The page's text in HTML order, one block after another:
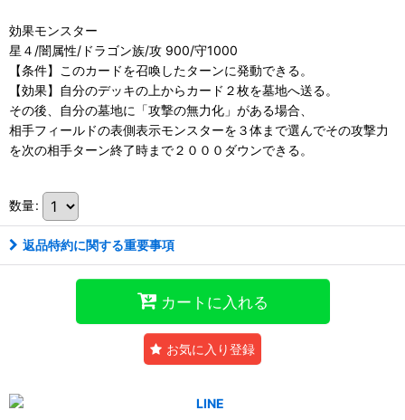
効果モンスター
星４/闇属性/ドラゴン族/攻 900/守1000
【条件】このカードを召喚したターンに発動できる。
【効果】自分のデッキの上からカード２枚を墓地へ送る。
その後、自分の墓地に「攻撃の無力化」がある場合、
相手フィールドの表側表示モンスターを３体まで選んでその攻撃力
を次の相手ターン終了時まで２０００ダウンできる。
数量:
返品特約に関する重要事項
カートに入れる
お気に入り登録